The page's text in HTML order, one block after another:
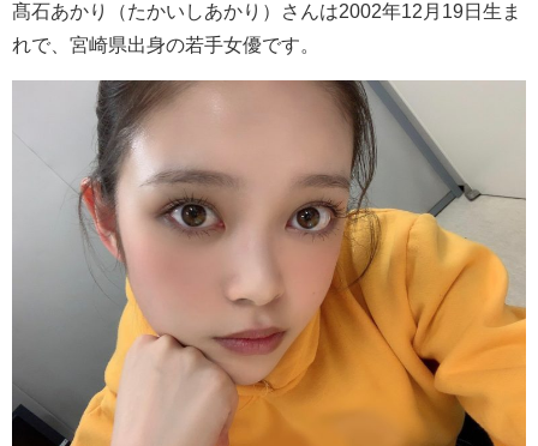
髙石あかり（たかいしあかり）さんは2002年12月19日生ま
れで、宮崎県出身の若手女優です。